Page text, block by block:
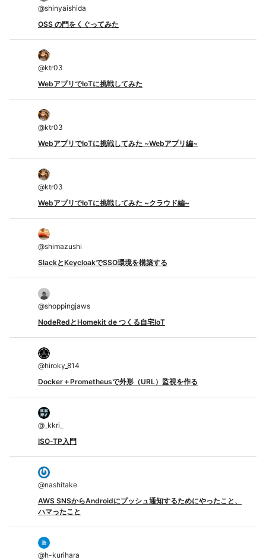
@shinyaishida
OSS の門をくぐってみた
@ktr03
WebアプリでIoTに挑戦してみた
@ktr03
WebアプリでIoTに挑戦してみた ~Webアプリ編~
@ktr03
WebアプリでIoTに挑戦してみた ~クラウド編~
@shimazushi
SlackとKeycloakでSSO環境を構築する
@shoppingjaws
NodeRedとHomekit de つくる自宅IoT
@hiroky_814
Docker＋Prometheusで外形（URL）監視を作る
@ _kkri_
ISO-TP入門
@nashitake
AWS SNSからAndroidにプッシュ通知するためにやったこと、
ハマったこと
@h-kurihara